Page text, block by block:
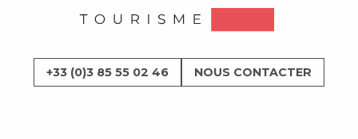
+33 (0)3 85 55 02 46 NOUS CONTACTER